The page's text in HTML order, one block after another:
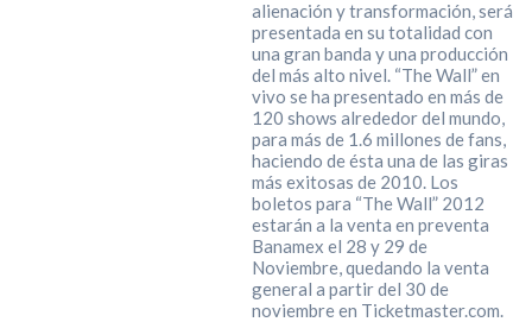
alienación y transformación, será
presentada en su totalidad con
una gran banda y una producción
del más alto nivel. “The Wall” en
vivo se ha presentado en más de
120 shows alrededor del mundo,
para más de 1.6 millones de fans,
haciendo de ésta una de las giras
más exitosas de 2010. Los
boletos para “The Wall” 2012
estarán a la venta en preventa
Banamex el 28 y 29 de
Noviembre, quedando la venta
general a partir del 30 de
noviembre en Ticketmaster.com.